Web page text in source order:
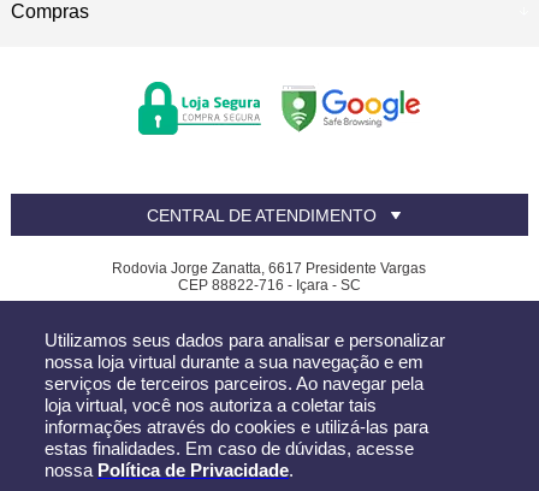
Utilizamos seus dados para analisar e personalizar
nossa loja virtual durante a sua navegação e em
serviços de terceiros parceiros. Ao navegar pela
loja virtual, você nos autoriza a coletar tais
informações através do cookies e utilizá-las para
estas finalidades. Em caso de dúvidas, acesse
nossa Política de Privacidade.
Compras
CENTRAL DE ATENDIMENTO
Rodovia Jorge Zanatta, 6617 Presidente Vargas
CEP 88822-716 - Içara - SC
Todos os direitos reservados-Canfer-2026